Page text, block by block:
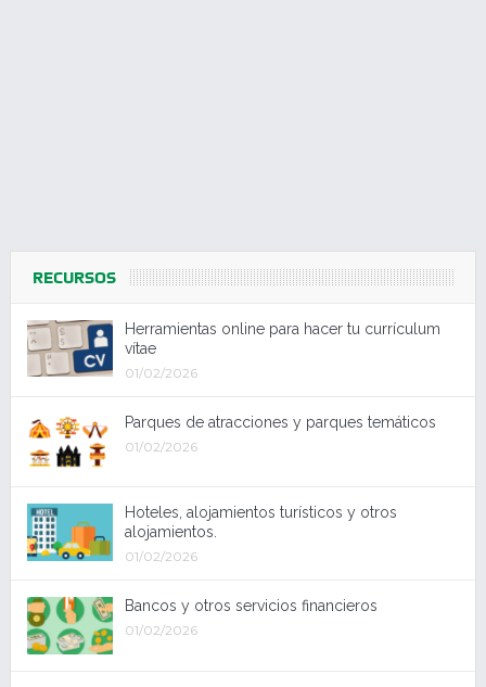
RECURSOS
Herramientas online para hacer tu currículum
vítae
01/02/2026
Parques de atracciones y parques temáticos
01/02/2026
Hoteles, alojamientos turísticos y otros
alojamientos.
01/02/2026
Bancos y otros servicios financieros
01/02/2026